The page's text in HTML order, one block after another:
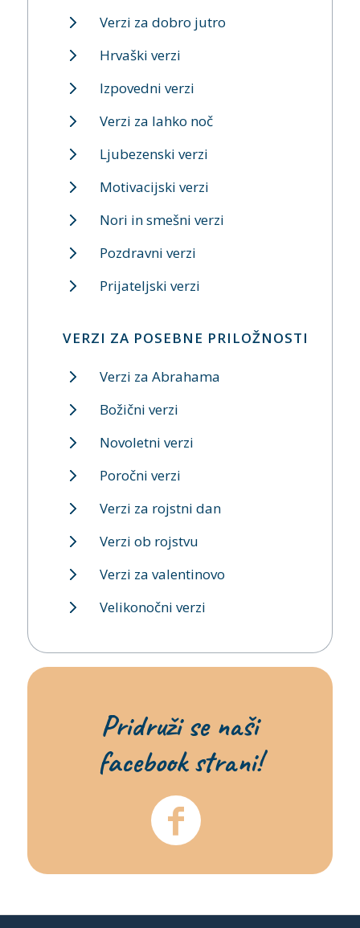
Verzi za dobro jutro
Hrvaški verzi
Izpovedni verzi
Verzi za lahko noč
Ljubezenski verzi
Motivacijski verzi
Nori in smešni verzi
Pozdravni verzi
Prijateljski verzi
VERZI ZA POSEBNE PRILOŽNOSTI
Verzi za Abrahama
Božični verzi
Novoletni verzi
Poročni verzi
Verzi za rojstni dan
Verzi ob rojstvu
Verzi za valentinovo
Velikonočni verzi
Pridruži se naši
facebook strani!